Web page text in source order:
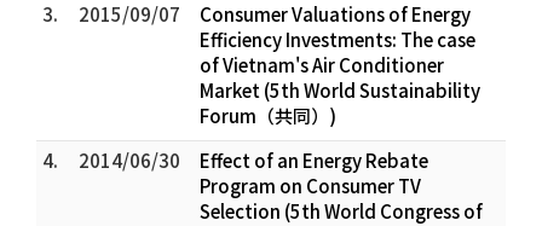
3.
2015/09/07
Consumer Valuations of Energy
Efficiency Investments: The case
of Vietnam's Air Conditioner
Market (5th World Sustainability
Forum（共同）)
4.
2014/06/30
Effect of an Energy Rebate
Program on Consumer TV
Selection (5th World Congress of